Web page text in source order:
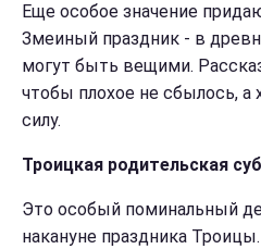
Еще особое значение
Змеиный праздник - в
могут быть вещими.
чтобы плохое не сбылось, а
силу.
Троицкая родительская
Это особый поминальный
накануне праздника